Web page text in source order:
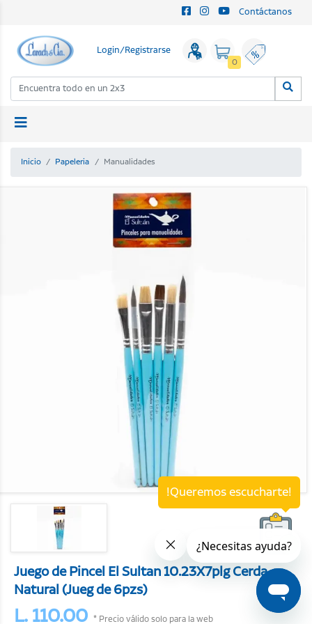
Contáctanos
Login/Registrarse
0
Inicio Papeleria Manualidades
Juego de Pincel El Sultan 10.23X7plg Cerda
Natural (Jueg de 6pzs)
L. 110.00 * Precio válido solo para la web
!Queremos escucharte!